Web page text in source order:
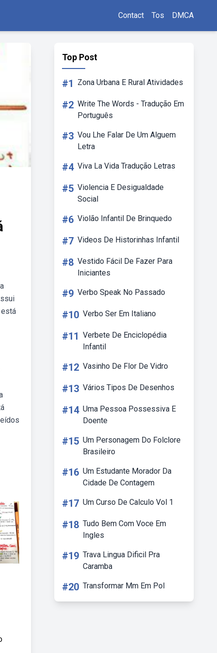
Contact Tos DMCA
Top Post
#1 Zona Urbana E Rural Atividades
#2 Write The Words - Tradução Em
Português
#3 Vou Lhe Falar De Um Alguem
Letra
#4 Viva La Vida Tradução Letras
#5 Violencia E Desigualdade
Social
#6 Violão Infantil De Brinquedo
#7 Videos De Historinhas Infantil
#8 Vestido Fácil De Fazer Para
Iniciantes
#9 Verbo Speak No Passado
#10 Verbo Ser Em Italiano
#11 Verbete De Enciclopédia
Infantil
#12 Vasinho De Flor De Vidro
#13 Vários Tipos De Desenhos
#14 Uma Pessoa Possessiva E
Doente
#15 Um Personagem Do Folclore
Brasileiro
#16 Um Estudante Morador Da
Cidade De Contagem
#17 Um Curso De Calculo Vol 1
#18 Tudo Bem Com Voce Em
Ingles
#19 Trava Lingua Dificil Pra
Caramba
#20 Transformar Mm Em Pol